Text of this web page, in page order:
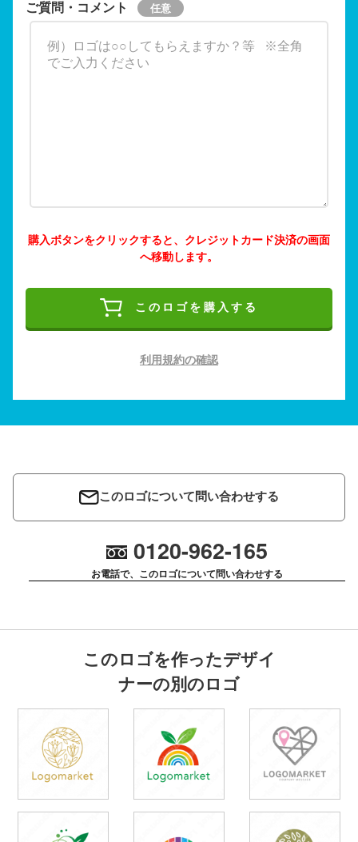
ご質問・コメント
購入ボタンをクリックすると、クレジットカード決済の画面
へ移動します。
このロゴを購入する
利用規約の確認
このロゴについて問い合わせする
0120-962-165
お電話で、このロゴについて問い合わせする
このロゴを作ったデザイ
ナーの別のロゴ